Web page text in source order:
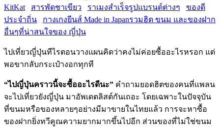
KitKat
สารพัดชาเขียว ราเมงสำเร็จรูปแบรนด์ต่างๆ
ของดี
ประจำถิ่น
กางเกงยีนส์ Made in Japanรวมฮิต ขนม และของฝาก
อื่นๆที่น่าสนใจของ ญี่ปุ่น
ไปเที่ยวญี่ปุ่นทีไรตอนวางแผนคิดว่าคงไม่ค่อยซื้ออะไรหรอก แต่
พอขากลับกระเป๋างอกทุกที
“ไปญี่ปุ่นคราวนี้จะซื้ออะไรดีนะ” คำถามยอดฮิตของคนที่แพลน
จะไปเที่ยวยังญี่ปุ่น มาอัพเดตลิสต์กันเถอะ โดยเฉพาะในปัจจุบัน
ที่ขนมหรือของหลายๆอย่างมีมาขายในไทยแล้ว การจะหาซื้อ
ของฝากยิ่งทวีคูณความยากมากขึ้นไปอีก ส่วนของที่ไม่ใช่ขนม